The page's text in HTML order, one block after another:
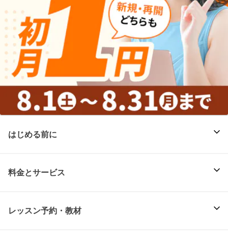
はじめる前に
料金とサービス
レッスン予約・教材